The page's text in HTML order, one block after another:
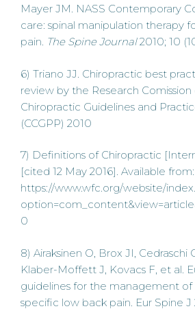
Mayer JM. NASS Contemporary
care: spinal manipulation therapy
pain. The Spine Journal2010; 10
6) Triano JJ. Chiropractic best
review by the Research
Chiropractic Guidelines and
(CCGPP) 2010
7) Definitions of Chiropractic
[cited 12 May 2016]. Available from:
https://www.wfc.org/website/
0
8) Airaksinen O, Brox JI, Cedraschi
Klaber-Moffett J, Kovacs F, et al.
guidelines for the management of
specific low back pain. Eur Spine J